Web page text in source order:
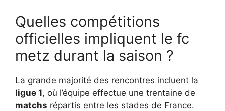
Quelles compétitions
officielles impliquent le fc
metz durant la saison ?
La grande majorité des rencontres incluent la
ligue 1, où l’équipe effectue une trentaine de
matchs répartis entre les stades de France.